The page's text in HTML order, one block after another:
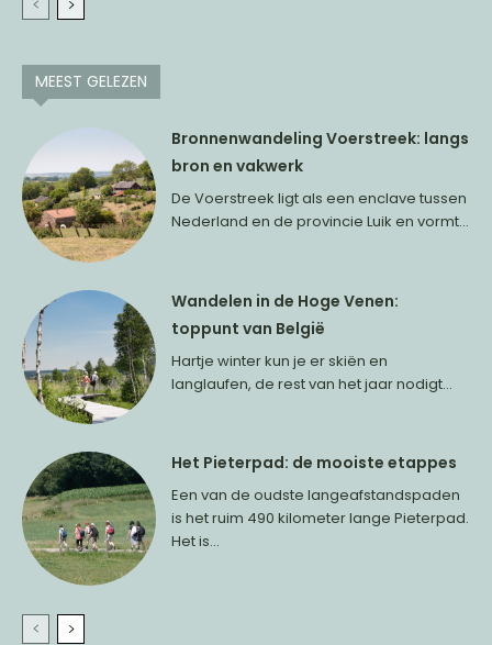
MEEST GELEZEN
Bronnenwandeling Voerstreek: langs
bron en vakwerk
De Voerstreek ligt als een enclave tussen
Nederland en de provincie Luik en vormt...
Wandelen in de Hoge Venen:
toppunt van België
Hartje winter kun je er skiën en
langlaufen, de rest van het jaar nodigt...
Het Pieterpad: de mooiste etappes
Een van de oudste langeafstandspaden
is het ruim 490 kilometer lange Pieterpad.
Het is...